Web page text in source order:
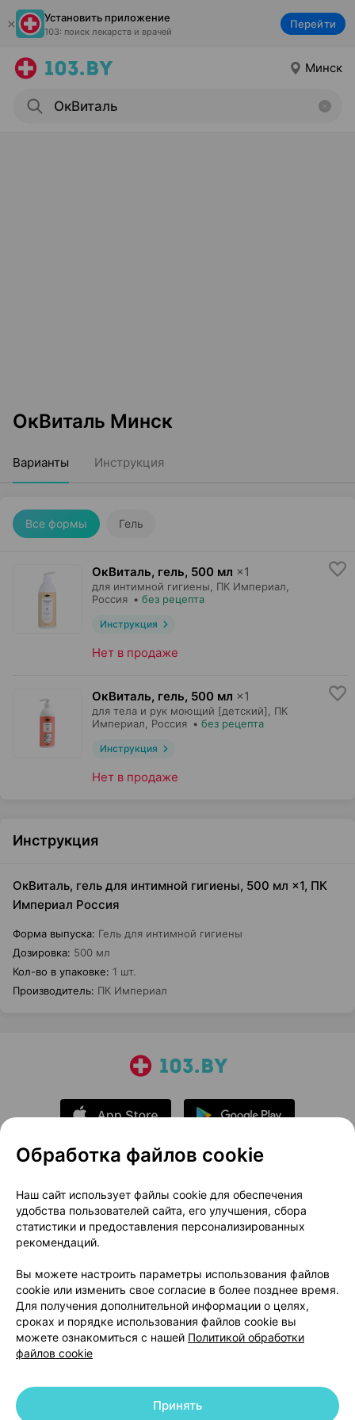
Установить приложение
103: поиск лекарств и врачей
Перейти
Минск
ОкВиталь Минск
Варианты Инструкция
Все формы Гель
ОкВиталь, гель, 500 мл ×1
для интимной гигиены, ПК Империал
Россия • без рецепта
Инструкция
Нет в продаже
ОкВиталь, гель, 500 мл ×1
для тела и рук моющий [детский],
ПК
Империал , Россия • без рецепта
Инструкция
Нет в продаже
Инструкция
ОкВиталь, гель для интимной гигиены, 500 мл ×1, ПК
Империал Россия
Форма выпуска: Гель для интимной гигиены
Дозировка: 500 мл
Кол-во в упаковке: 1 шт.
Производитель: ПК Империал
О проекте
Новости проекта
Размещение рекламы
Медицинский маркетинг
Публичный договор
Доставка
Способы оплаты
Вакансии
Партнеры
Написать руководителю 103.by
Написать в поддержку
Персональные настройки Cookie
Обработка файлов cookie
Наш сайт использует файлы cookie для обеспечения
удобства пользователей сайта, его улучшения, сбора
статистики и предоставления персонализированных
рекомендаций.
Вы можете настроить параметры использования файлов
cookie или изменить свое согласие в более позднее время.
Для получения дополнительной информации о целях,
сроках и порядке использования файлов cookie вы
можете ознакомиться с нашей Политикой обработки
файлов cookie
Принять